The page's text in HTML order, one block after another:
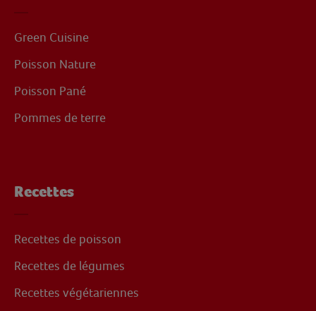
Green Cuisine
Poisson Nature
Poisson Pané
Pommes de terre
Recettes
Recettes de poisson
Recettes de légumes
Recettes végétariennes